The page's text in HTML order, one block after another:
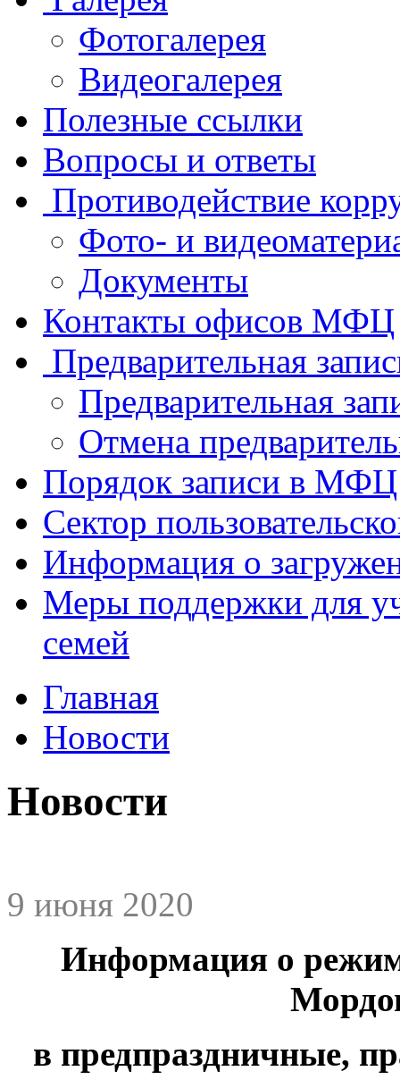
Фотогалерея
Видеогалерея
Полезные ссылки
Вопросы и ответы
Противодействие
Фото- и
Документы
Контакты офисов МФЦ
Предварительная
Предварительная
Отмена
Порядок записи в МФЦ
Сектор
Информация о
Меры поддержки для
семей
Главная
Новости
Новости
9 июня 2020
Информация о
в предпраздничные,